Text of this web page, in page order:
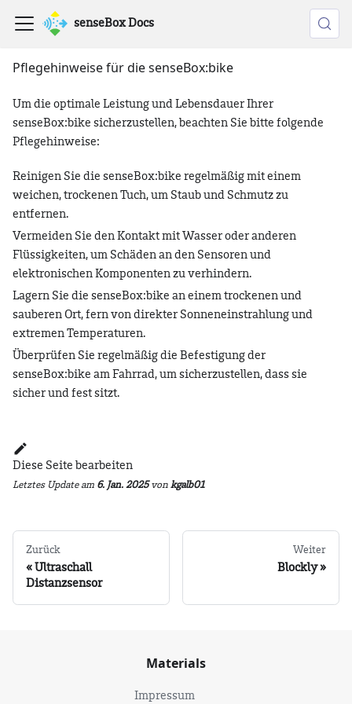
senseBox Docs
Pflegehinweise für die senseBox:bike
Um die optimale Leistung und Lebensdauer Ihrer
senseBox:bike sicherzustellen, beachten Sie bitte folgende
Pflegehinweise:
Reinigen Sie die senseBox:bike regelmäßig mit einem
weichen, trockenen Tuch, um Staub und Schmutz zu
entfernen.
Vermeiden Sie den Kontakt mit Wasser oder anderen
Flüssigkeiten, um Schäden an den Sensoren und
elektronischen Komponenten zu verhindern.
Lagern Sie die senseBox:bike an einem trockenen und
sauberen Ort, fern von direkter Sonneneinstrahlung und
extremen Temperaturen.
Überprüfen Sie regelmäßig die Befestigung der
senseBox:bike am Fahrrad, um sicherzustellen, dass sie
sicher und fest sitzt.
Diese Seite bearbeiten
Letztes Updateam 6. Jan. 2025von kgalb01
Zurück
Ultraschall
Distanzsensor
Weiter
Blockly
Materials
Impressum